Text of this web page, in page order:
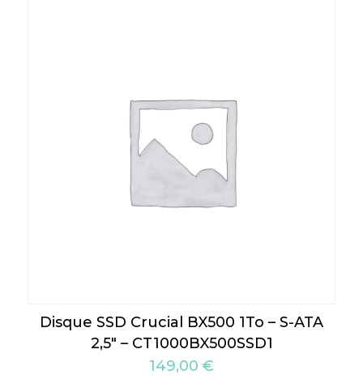
Disque SSD Crucial BX500 1To – S-ATA
2,5″ – CT1000BX500SSD1
149,00 €